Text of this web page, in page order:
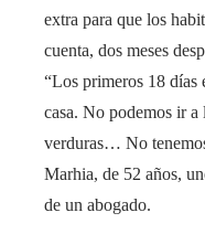
extra para que los
cuenta, dos meses
“Los primeros 18 días
casa. No podemos ir
verduras… No
Marhia, de 52 años,
de un abogado.